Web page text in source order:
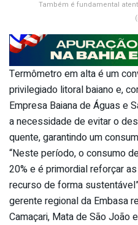
Também é fundamental
Termômetro em alta é um
privilegiado litoral baiano e,
Empresa Baiana de Águas e
a necessidade de evitar o
quente, garantindo um
“Neste período, o consumo
20% e é primordial reforçar
recurso de forma
gerente regional da Embasa
Camaçari, Mata de São João